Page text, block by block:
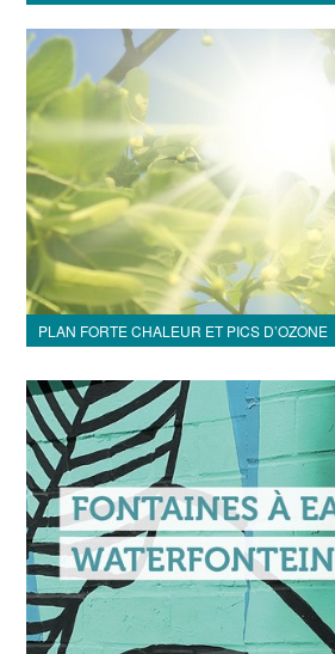
PLAN FORTE CHALEUR ET PICS D’OZONE